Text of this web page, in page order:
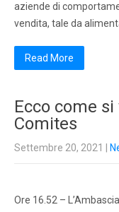
aziende di
vendita, tale da
Read More
Ecco come
Comites
Settembre 20, 2021
Ore 16.52 –